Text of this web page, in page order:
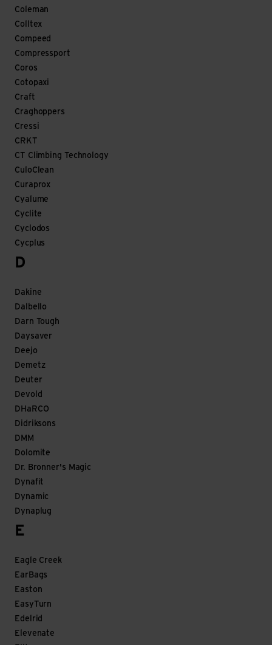
Coleman
Colltex
Compeed
Compressport
Coros
Cotopaxi
Craft
Craghoppers
Cressi
CRKT
CT Climbing Technology
CuloClean
Curaprox
Cyalume
Cyclite
Cyclodos
Cycplus
D
Dakine
Dalbello
Darn Tough
Daysaver
Deejo
Demetz
Deuter
Devold
DHaRCO
Didriksons
DMM
Dolomite
Dr. Bronner's Magic
Dynafit
Dynamic
Dynaplug
E
Eagle Creek
EarBags
Easton
EasyTurn
Edelrid
Elevenate